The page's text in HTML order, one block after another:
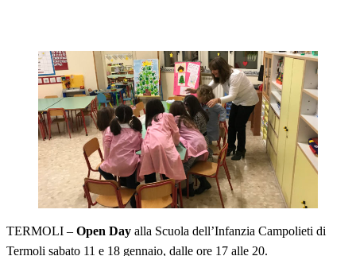
TERMOLI – Open Day alla Scuola dell’Infanzia Campolieti di
Termoli sabato 11 e 18 gennaio, dalle ore 17 alle 20.